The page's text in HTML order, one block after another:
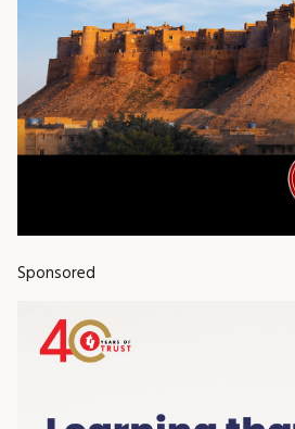
Sponsored